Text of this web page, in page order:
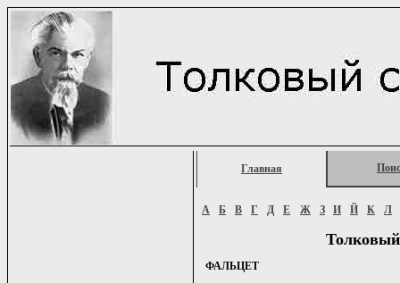
Главная
А Б В Г Д Е Ж З И Й К Л
ФАЛЬЦЕТ